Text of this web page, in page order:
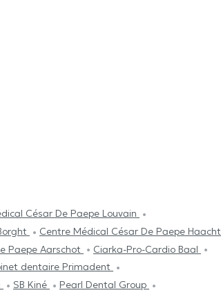
César De Paepe Louvain
Centre Médical César De Paepe Haacht
Paepe Aarschot
Ciarka-Pro-Cardio Baal
dentaire Primadent
SB Kiné
Pearl Dental Group